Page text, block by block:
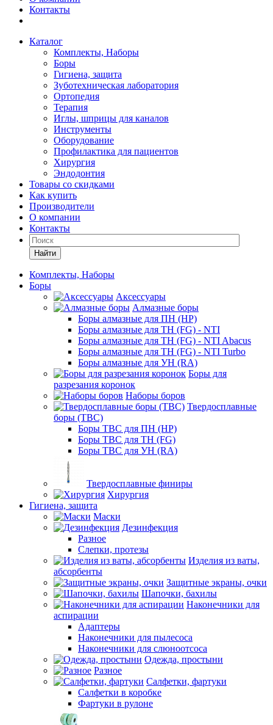
Контакты
Каталог
Комплекты, Наборы
Боры
Гигиена, защита
Зуботехническая лаборатория
Ортопедия
Терапия
Иглы, шприцы для каналов
Инструменты
Оборудование
Профилактика для пациентов
Хирургия
Эндодонтия
Товары со скидками
Как купить
Производители
О компании
Контакты
Найти
Комплекты, Наборы
Боры
Аксессуары
Алмазные боры
Боры алмазные для ПН (HP)
Боры алмазные для ТН (FG) - NTI
Боры алмазные для ТН (FG) - NTI Abacus
Боры алмазные для ТН (FG) - NTI Turbo
Боры алмазные для УН (RA)
Боры для
разрезания коронок
Наборы боров
Твердосплавные
боры (ТВС)
Боры ТВС для ПН (HP)
Боры ТВС для ТН (FG)
Боры ТВС для УН (RA)
Твердосплавные финиры
Хирургия
Гигиена, защита
Маски
Дезинфекция
Разное
Слепки, протезы
Изделия из ваты,
абсорбенты
Защитные экраны, очки
Шапочки, бахилы
Наконечники для
аспирации
Адаптеры
Наконечники для пылесоса
Наконечники для слюноотсоса
Одежда, простыни
Разное
Салфетки, фартуки
Салфетки в коробке
Фартуки в рулоне